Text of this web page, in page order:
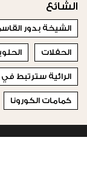
الشائع
الشيخة بدور
الحفلات
الرائية سترتبط
كمامات الكورونا